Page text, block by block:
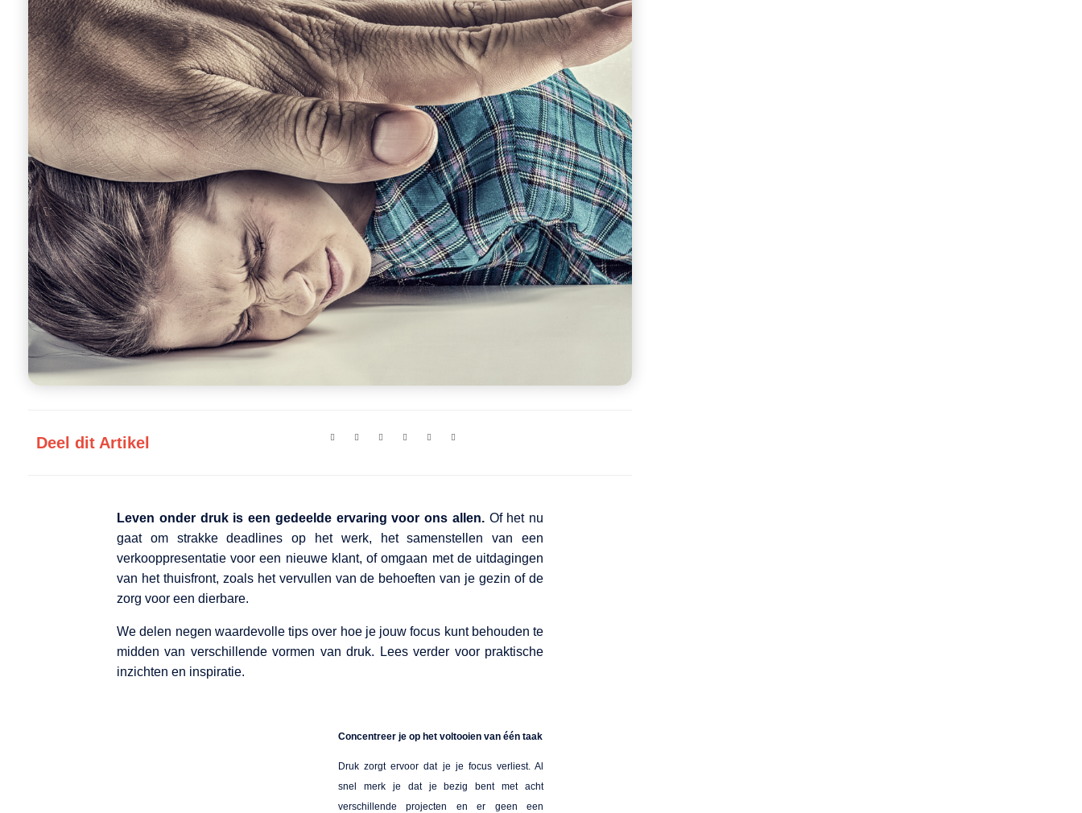
Deel dit Artikel
Leven onder druk is een gedeelde ervaring voor ons allen.Of het nu
gaat om strakke deadlines op het werk, het samenstellen van een
verkooppresentatie voor een nieuwe klant, of omgaan met de uitdagingen
van het thuisfront, zoals het vervullen van de behoeften van je gezin of de
zorg voor een dierbare.
We delen negen waardevolle tips over hoe je jouw focus kunt behouden te
midden van verschillende vormen van druk. Lees verder voor praktische
inzichten en inspiratie.
Concentreer je op het voltooien van één taak
Druk zorgt ervoor dat je je focus verliest. Al
snel merk je dat je bezig bent met acht
verschillende projecten en er geen een